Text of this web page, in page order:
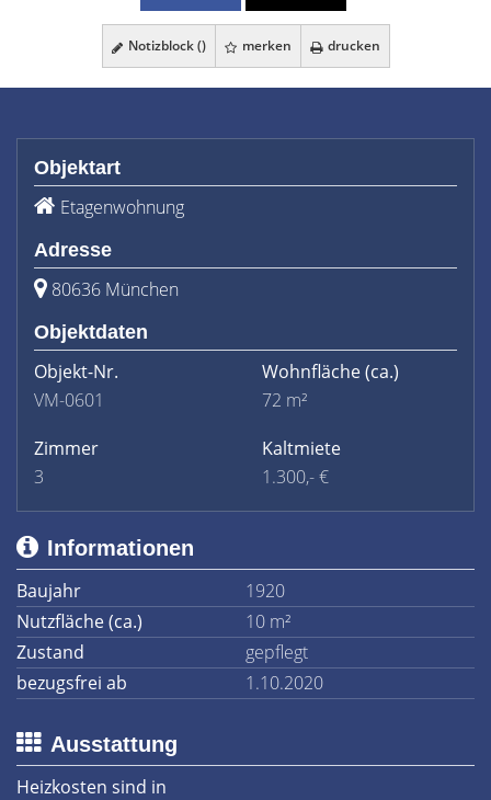
Notizblock () merken drucken
Objektart
Etagenwohnung
Adresse
80636 München
Objektdaten
Objekt-Nr.
VM-0601
Wohnfläche(ca.)
72 m²
Zimmer
3
Kaltmiete
1.300,- €
Informationen
Baujahr
1920
Nutzfläche (ca.)
10 m²
Zustand
gepflegt
bezugsfrei ab
1.10.2020
Ausstattung
Heizkosten sind in